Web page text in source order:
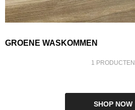
GROENE WASKOMMEN
1 PRODUCTEN
SHOP NOW